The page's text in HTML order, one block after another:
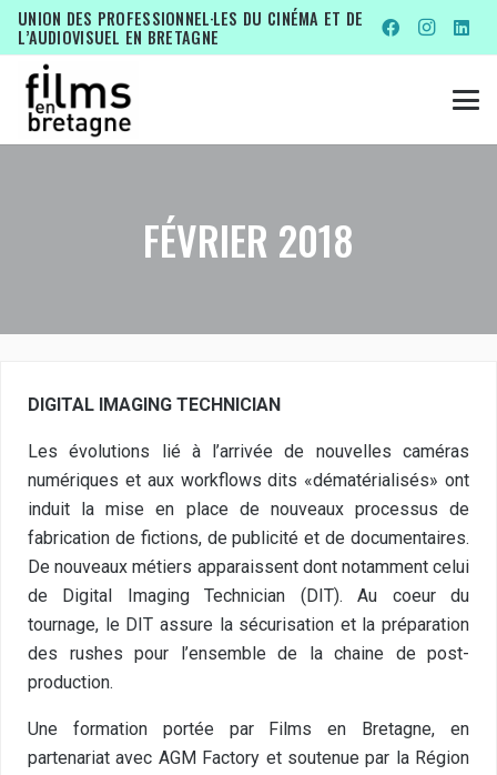
UNION DES PROFESSIONNEL·LES DU CINÉMA ET DE
L’AUDIOVISUEL EN BRETAGNE
FÉVRIER 2018
DIGITAL IMAGING TECHNICIAN
Les évolutions lié à l’arrivée de nouvelles caméras
numériques et aux workflows dits «dématérialisés» ont
induit la mise en place de nouveaux processus de
fabrication de fictions, de publicité et de documentaires.
De nouveaux métiers apparaissent dont notamment celui
de Digital Imaging Technician (DIT). Au coeur du
tournage, le DIT assure la sécurisation et la préparation
des rushes pour l’ensemble de la chaine de post-
production.
Une formation portée par Films en Bretagne, en
partenariat avec AGM Factory et soutenue par la Région